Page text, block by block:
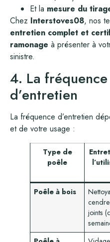
Et la mesure du
Chez Interstoves08, nos
entretien complet et
ramonage à présenter à
sinistre.
4. La
d’entretien
La fréquence d’entretien
et de votre usage :
Type de
poêle
Poêle à bois
joints